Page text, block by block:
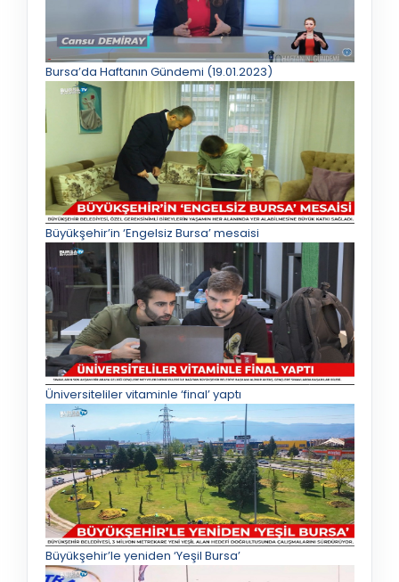
Bursa’da Haftanın Gündemi (19.01.2023)
Büyükşehir’in ‘Engelsiz Bursa’ mesaisi
Üniversiteliler vitaminle ‘final’ yaptı
Büyükşehir’le yeniden ‘Yeşil Bursa’